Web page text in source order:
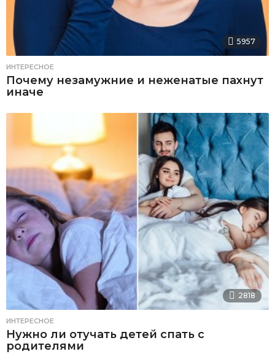
5957
ИНТЕРЕСНОЕ
Почему незамужние и неженатые пахнут
иначе
2818
ИНТЕРЕСНОЕ
Нужно ли отучать детей спать с
родителями